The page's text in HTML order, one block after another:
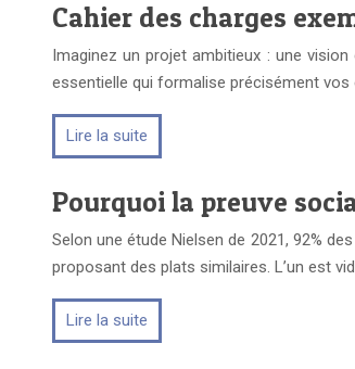
Cahier des charges
Imaginez un projet ambitieux : une
essentielle qui formalise précisément vos
Lire la suite
Pourquoi la preuve
Selon une étude Nielsen de 2021, 92%
proposant des plats similaires. L’un est
Lire la suite